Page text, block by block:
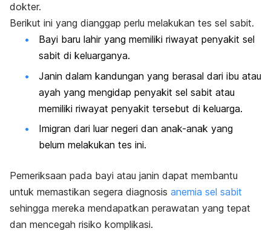
dokter.
Berikut ini yang dianggap perlu melakukan tes sel sabit.
Bayi baru lahir yang memiliki riwayat penyakit sel
sabit di keluarganya.
Janin dalam kandungan yang berasal dari ibu atau
ayah yang mengidap penyakit sel sabit atau
memiliki riwayat penyakit tersebut di keluarga.
Imigran dari luar negeri dan anak-anak yang
belum melakukan tes ini.
Pemeriksaan pada bayi atau janin dapat membantu
untuk memastikan segera diagnosis anemia sel sabit
sehingga mereka mendapatkan perawatan yang tepat
dan mencegah risiko komplikasi.